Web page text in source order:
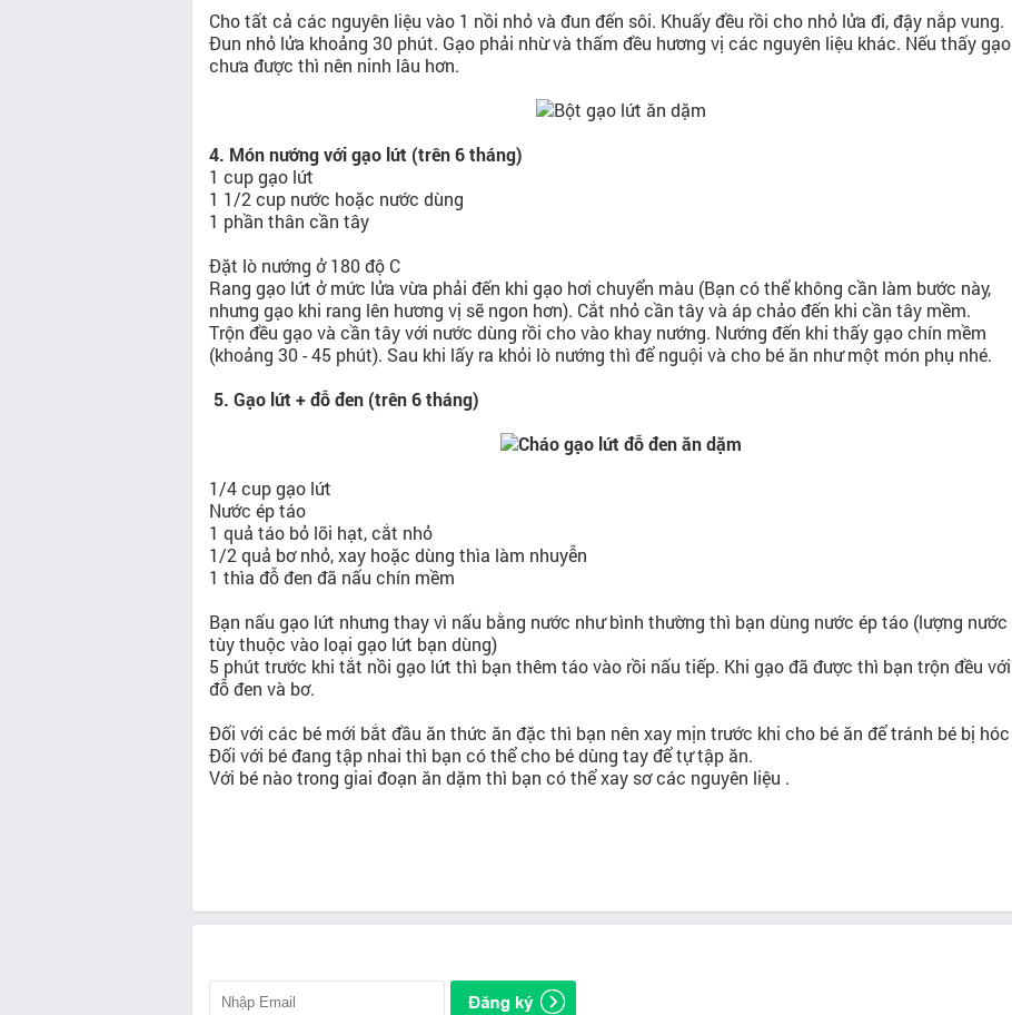
Cho tất cả các nguyên liệu vào 1 nồi nhỏ và đun đến sôi. Khuấy đều rồi cho nhỏ lửa đi, đậy nắp vung.
Đun nhỏ lửa khoảng 30 phút. Gạo phải nhừ và thấm đều hương vị các nguyên liệu khác. Nếu thấy gạo
chưa được thì nên ninh lâu hơn.
4. Món nướng với gạo lứt (trên 6 tháng)
1 cup gạo lứt
1 1/2 cup nước hoặc nước dùng
1 phần thân cần tây
Đặt lò nướng ở 180 độ C
Rang gạo lứt ở mức lửa vừa phải đến khi gạo hơi chuyển màu (Bạn có thể không cần làm bước này,
nhưng gạo khi rang lên hương vị sẽ ngon hơn). Cắt nhỏ cần tây và áp chảo đến khi cần tây mềm.
Trộn đều gạo và cần tây với nước dùng rồi cho vào khay nướng. Nướng đến khi thấy gạo chín mềm
(khoảng 30 - 45 phút). Sau khi lấy ra khỏi lò nướng thì để nguội và cho bé ăn như một món phụ nhé.
5. Gạo lứt + đỗ đen (trên 6 tháng)
1/4 cup gạo lứt
Nước ép táo
1 quả táo bỏ lõi hạt, cắt nhỏ
1/2 quả bơ nhỏ, xay hoặc dùng thìa làm nhuyễn
1 thìa đỗ đen đã nấu chín mềm
Bạn nấu gạo lứt nhưng thay vì nấu bằng nước như bình thường thì bạn dùng nước ép táo (lượng nước
tùy thuộc vào loại gạo lứt bạn dùng)
5 phút trước khi tắt nồi gạo lứt thì bạn thêm táo vào rồi nấu tiếp. Khi gạo đã được thì bạn trộn đều với
đỗ đen và bơ.
Đối với các bé mới bắt đầu ăn thức ăn đặc thì bạn nên xay mịn trước khi cho bé ăn để tránh bé bị hóc
Đối với bé đang tập nhai thì bạn có thể cho bé dùng tay để tự tập ăn.
Với bé nào trong giai đoạn ăn dặm thì bạn có thể xay sơ các nguyên liệu .